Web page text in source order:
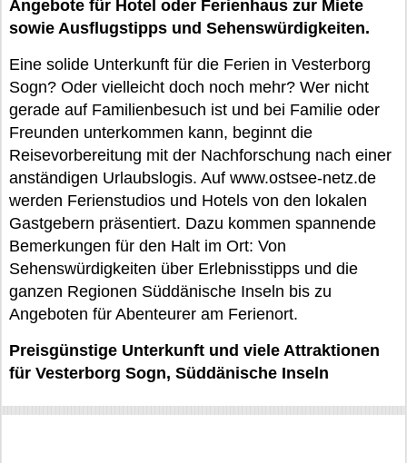
Angebote für Hotel oder Ferienhaus zur Miete
sowie Ausflugstipps und Sehenswürdigkeiten.
Eine solide Unterkunft für die Ferien in Vesterborg
Sogn? Oder vielleicht doch noch mehr? Wer nicht
gerade auf Familienbesuch ist und bei Familie oder
Freunden unterkommen kann, beginnt die
Reisevorbereitung mit der Nachforschung nach einer
anständigen Urlaubslogis. Auf www.ostsee-netz.de
werden Ferienstudios und Hotels von den lokalen
Gastgebern präsentiert. Dazu kommen spannende
Bemerkungen für den Halt im Ort: Von
Sehenswürdigkeiten über Erlebnisstipps und die
ganzen Regionen Süddänische Inseln bis zu
Angeboten für Abenteurer am Ferienort.
Preisgünstige Unterkunft und viele Attraktionen
für Vesterborg Sogn, Süddänische Inseln